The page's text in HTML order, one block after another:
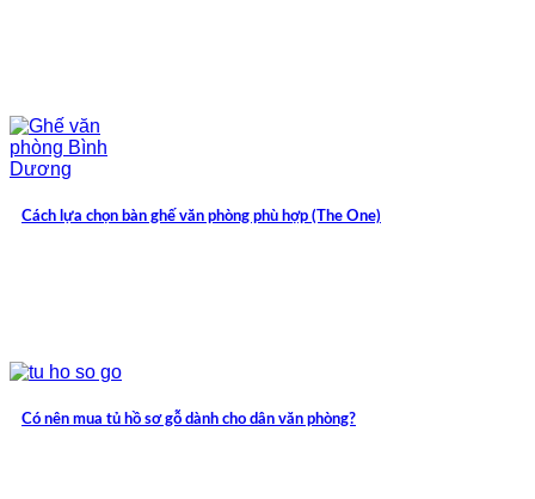
Cách lựa chọn bàn ghế văn phòng phù hợp (The One)
Có nên mua tủ hồ sơ gỗ dành cho dân văn phòng?